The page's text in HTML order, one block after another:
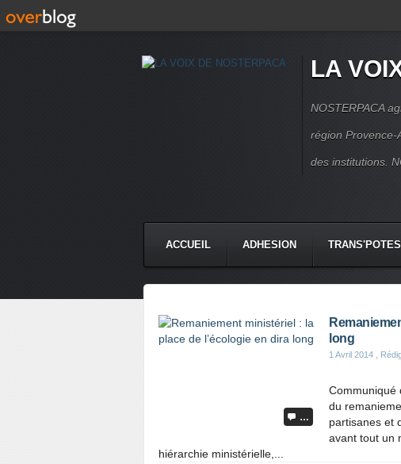
LA
NOSTERPACA
région Provence-
des institutions.
ACCUEIL ADHESION TRANS'POTES
…
long
1 Avril 2014 ,
Communiqué
du
partisanes et
avant tout un
hiérarchie ministérielle,...